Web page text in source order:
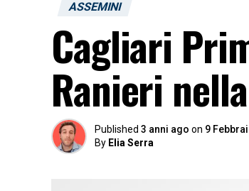
ASSEMINI
Cagliari
Ranieri
Published 3 anni ago on 9
By Elia Serra